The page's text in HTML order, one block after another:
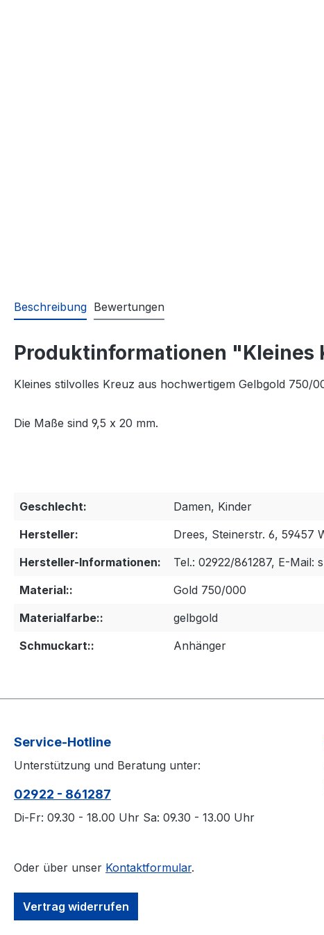
Beschreibung Bewertungen
Produktinformationen "Kleines
Kleines stilvolles Kreuz aus hochwertigem Gelbgold 750/
Die Maße sind 9,5 x 20 mm.
Geschlecht:
Damen, Kinder
Hersteller:
Drees, Steinerstr. 6, 59457
Hersteller-Informationen:
Tel.: 02922/861287, E-Mail:
Material::
Gold 750/000
Materialfarbe::
gelbgold
Schmuckart::
Anhänger
Service-Hotline
Unterstützung und Beratung unter:
02922 - 861287
Di-Fr: 09.30 - 18.00 Uhr Sa: 09.30 - 13.00 Uhr
Oder über unser Kontaktformular.
Vertrag widerrufen